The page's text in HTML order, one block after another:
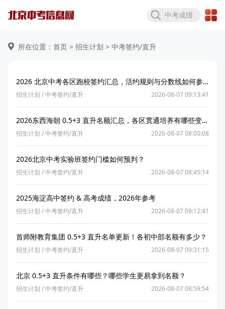
中考成绩
所在位置：首页 > 招生计划 > 中考签约/直升
2026 北京中考各区跑校签约汇总，活约规则与分数线如何参考？
招生计划 /中考签约/直升 2026-08-07 09:13:41
2026东西海朝 0.5+3 直升名额汇总，各区贯通培养有哪些变化？
招生计划 /中考签约/直升 2026-08-07 08:00:08
2026北京中考实验班签约门槛如何预判？
招生计划 /中考签约/直升 2026-08-07 08:45:14
2025海淀高中签约 & 高考成绩，2026年参考
招生计划 /中考签约/直升 2026-08-07 09:12:41
首师附教育集团 0.5+3 直升名单更新！各初中部名额有多少？
招生计划 /中考签约/直升 2026-08-07 09:31:15
北京 0.5+3 直升条件有哪些？哪些学生更易拿到名额？
招生计划 /中考签约/直升 2026-08-07 08:59:54